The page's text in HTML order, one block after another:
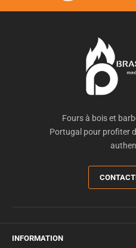
Fours à bois et
Portugal pour profiter
INFORMATION